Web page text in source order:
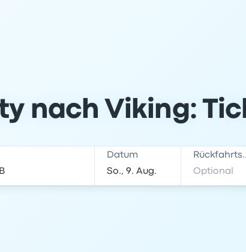
nach Viking:
Datum